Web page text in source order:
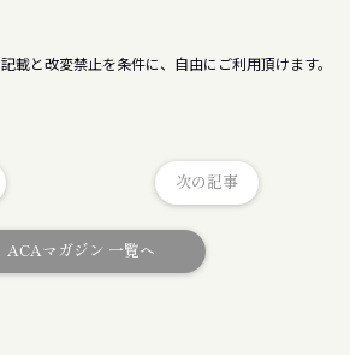
載と改変禁止を条件に、自由にご利用頂けます。
ACAマガジン 一覧へ
次の記事